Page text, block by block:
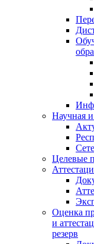
Научная
Целевые
Оценка
и
резерв